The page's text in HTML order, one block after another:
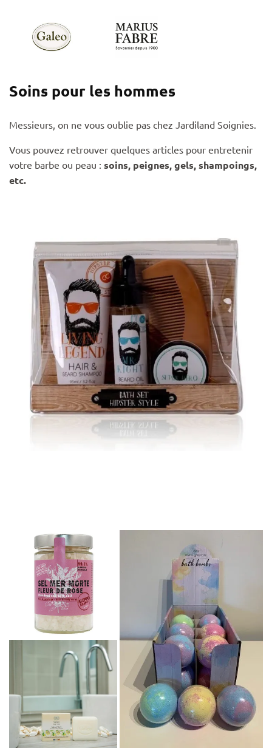
Soins pour les hommes
Messieurs, on ne vous oublie pas chez Jardiland Soignies.
Vous pouvez retrouver quelques articles pour entretenir
votre barbe ou peau : soins, peignes, gels, shampoings,
etc.